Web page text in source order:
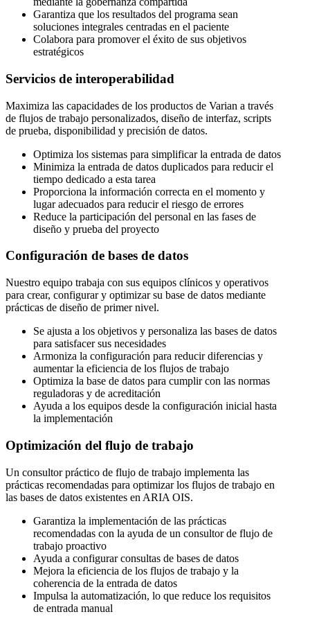
Garantiza que los resultados del programa sean
soluciones integrales centradas en el paciente
Colabora para promover el éxito de sus objetivos
estratégicos
Servicios de interoperabilidad
Maximiza las capacidades de los productos de Varian a través
de flujos de trabajo personalizados, diseño de interfaz, scripts
de prueba, disponibilidad y precisión de datos.
Optimiza los sistemas para simplificar la entrada de datos
Minimiza la entrada de datos duplicados para reducir el
tiempo dedicado a esta tarea
Proporciona la información correcta en el momento y
lugar adecuados para reducir el riesgo de errores
Reduce la participación del personal en las fases de
diseño y prueba del proyecto
Configuración de bases de datos
Nuestro equipo trabaja con sus equipos clínicos y operativos
para crear, configurar y optimizar su base de datos mediante
prácticas de diseño de primer nivel.
Se ajusta a los objetivos y personaliza las bases de datos
para satisfacer sus necesidades
Armoniza la configuración para reducir diferencias y
aumentar la eficiencia de los flujos de trabajo
Optimiza la base de datos para cumplir con las normas
reguladoras y de acreditación
Ayuda a los equipos desde la configuración inicial hasta
la implementación
Optimización del flujo de trabajo
Un consultor práctico de flujo de trabajo implementa las
prácticas recomendadas para optimizar los flujos de trabajo en
las bases de datos existentes en ARIA OIS.
Garantiza la implementación de las prácticas
recomendadas con la ayuda de un consultor de flujo de
trabajo proactivo
Ayuda a configurar consultas de bases de datos
Mejora la eficiencia de los flujos de trabajo y la
coherencia de la entrada de datos
Impulsa la automatización, lo que reduce los requisitos
de entrada manual